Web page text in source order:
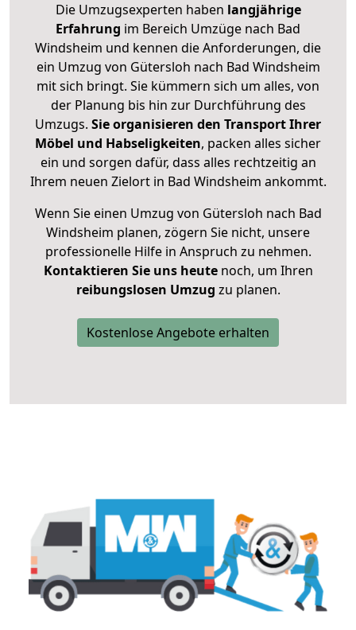
Die Umzugsexperten haben langjährige
Erfahrung im Bereich Umzüge nach Bad
Windsheim und kennen die Anforderungen, die
ein Umzug von Gütersloh nach Bad Windsheim
mit sich bringt. Sie kümmern sich um alles, von
der Planung bis hin zur Durchführung des
Umzugs. Sie organisieren den Transport Ihrer
Möbel und Habseligkeiten, packen alles sicher
ein und sorgen dafür, dass alles rechtzeitig an
Ihrem neuen Zielort in Bad Windsheim ankommt.
Wenn Sie einen Umzug von Gütersloh nach Bad
Windsheim planen, zögern Sie nicht, unsere
professionelle Hilfe in Anspruch zu nehmen.
Kontaktieren Sie uns heutenoch, um Ihren
reibungslosen Umzug zu planen.
Kostenlose Angebote erhalten